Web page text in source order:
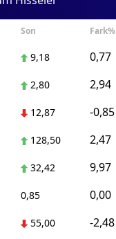
Son Fark%
9,18 0,77
2,80 2,94
12,87 -0,85
128,50 2,47
32,42 9,97
0,85 0,00
55,00 -2,48